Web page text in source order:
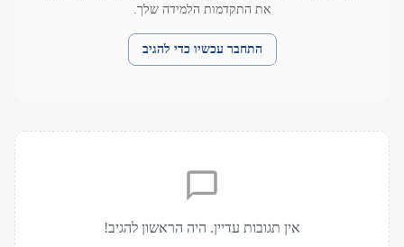
את התקדמות הלמידה שלך.
התחבר עכשיו כדי להגיב
אין תגובות עדיין. היה הראשון להגיב!